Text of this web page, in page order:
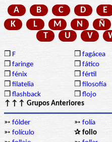
A B C D E
K
L M N Ñ
T
U V
❒ F ❒ fagácea
❒ faringe ❒ fático
❒ fénix ❒ fértil
❒ filatelia ❒ filosofía
❒ flashback ❒ flojo
↑↑↑ Grupos Anteriores
➳ fólder ➳ folía
➳ folículo ✰ folio